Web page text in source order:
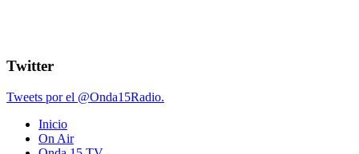
Twitter
Tweets por el @Onda15Radio.
Inicio
On Air